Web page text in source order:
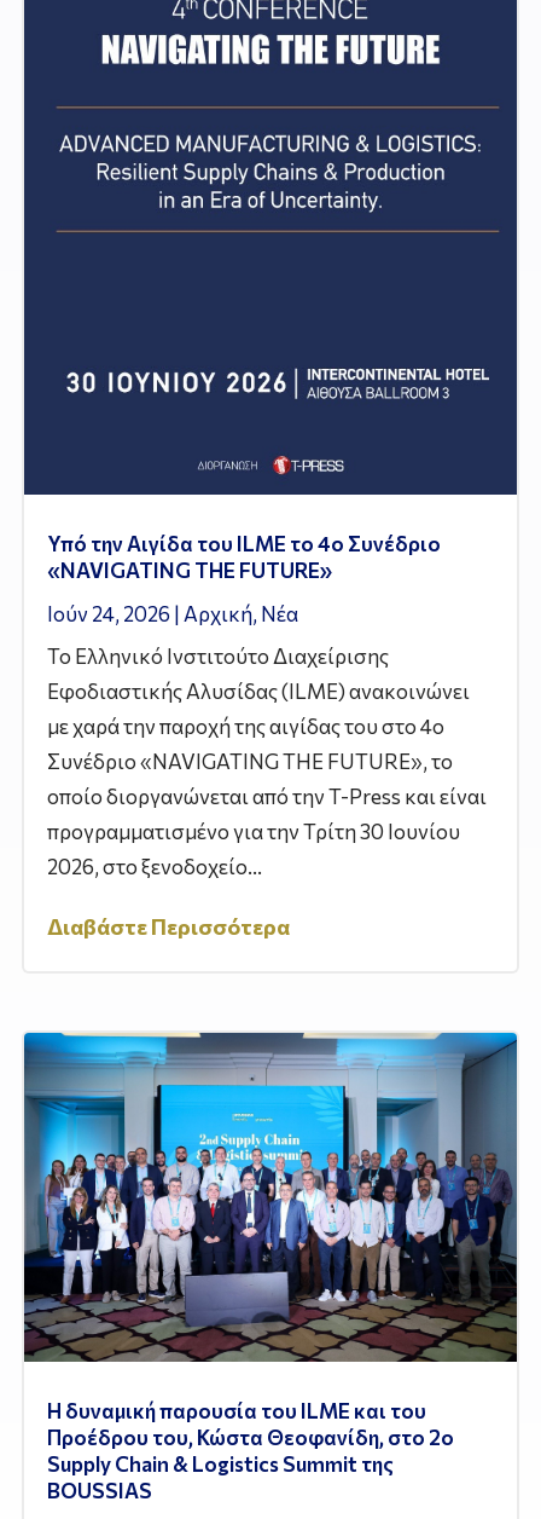
Υπό την Αιγίδα του ILME το 4ο Συνέδριο
«NAVIGATING THE FUTURE»
Ιούν 24, 2026 | Αρχική, Νέα
Το Ελληνικό Ινστιτούτο Διαχείρισης
Εφοδιαστικής Αλυσίδας (ILME) ανακοινώνει
με χαρά την παροχή της αιγίδας του στο 4ο
Συνέδριο «NAVIGATING THE FUTURE», το
οποίο διοργανώνεται από την T-Press και είναι
προγραμματισμένο για την Τρίτη 30 Ιουνίου
2026, στο ξενοδοχείο...
Διαβάστε Περισσότερα
Η δυναμική παρουσία του ILME και του
Προέδρου του, Κώστα Θεοφανίδη, στο 2ο
Supply Chain & Logistics Summit της
BOUSSIAS